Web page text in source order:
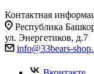
Контактная
Республика
ул. Энергетиков, д.7
info@33bears-